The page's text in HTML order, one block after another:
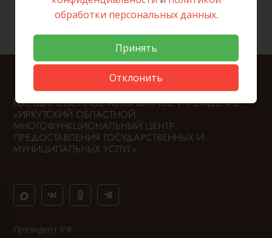
ГОСУДАРСТВЕННОЕ АВТОНОМНОЕ УЧРЕЖДЕНИЕ
«ИРКУТСКИЙ ОБЛАСТНОЙ
МНОГОФУНКЦИОНАЛЬНЫЙ ЦЕНТР
ПРЕДОСТАВЛЕНИЯ ГОСУДАРСТВЕННЫХ И
МУНИЦИПАЛЬНЫХ УСЛУГ»
Президент РФ
обработки персональных данных.
Принять
Отклонить